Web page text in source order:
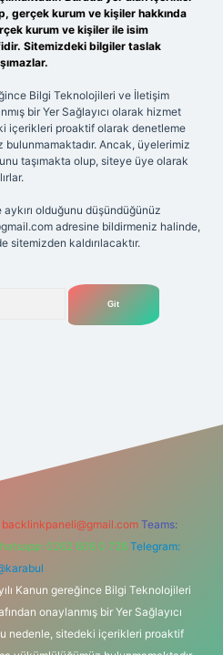
gerçek kurum ve kişiler hakkında
kurum ve kişiler ile isim
Sitemizdeki bilgiler taslak
Bilgi Teknolojileri ve İletişim
bir Yer Sağlayıcı olarak hizmet
içerikleri proaktif olarak denetleme
Ancak, üyelerimiz
taşımakta olup, siteye üye olarak
olduğunu düşündüğünüz
adresine bildirmeniz halinde,
kaldırılacaktır.
backlinkpaneli@gmail.com Teams:
0262 606 0 726 Telegram:
Kanun gereğince Bilgi Teknolojileri
onaylanmış bir Yer Sağlayıcı
nedenle, sitedeki içerikleri proaktif